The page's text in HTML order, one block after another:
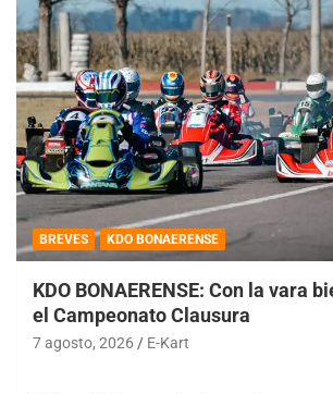
BREVES KDO BONAERENSE
KDO BONAERENSE: Con la vara
el Campeonato Clausura
7 agosto, 2026 E-Kart